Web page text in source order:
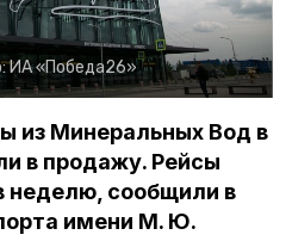
ИА «Победа26»
из Минеральных Вод в
в продажу. Рейсы
неделю, сообщили в
имени М. Ю.